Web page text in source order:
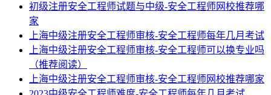
初级注册安全工程师试题与中级-安全工程师网校推荐哪
家
上海中级注册安全工程师审核-安全工程师每年几月考试
上海中级注册安全工程师审核-安全工程师可以换专业吗
（推荐阅读）
上海中级注册安全工程师审核-安全工程师网校推荐哪家